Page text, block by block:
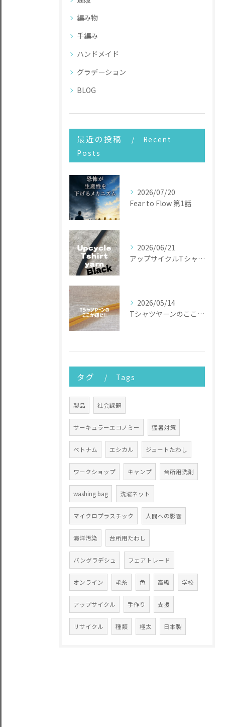
編み物
手編み
ハンドメイド
グラデーション
BLOG
最近の投稿
Recent
Posts
2026/07/20
Fear to Flow 第1話
2026/06/21
アップサイクルTシャツヤーン
2026/05/14
Tシャツヤーンのここが嫌だ
タグ Tags
製品 社会課題
サーキュラーエコノミー 猛暑対策
ベトナム エシカル ジュートたわし
ワークショップ キャンプ 台所用洗剤
washing bag 洗濯ネット
マイクロプラスチック 人間への影響
海洋汚染 台所用たわし
バングラデシュ フェアトレード
オンライン 毛糸 色 高級 学校
アップサイクル 手作り 支援
リサイクル 種類 極太 日本製